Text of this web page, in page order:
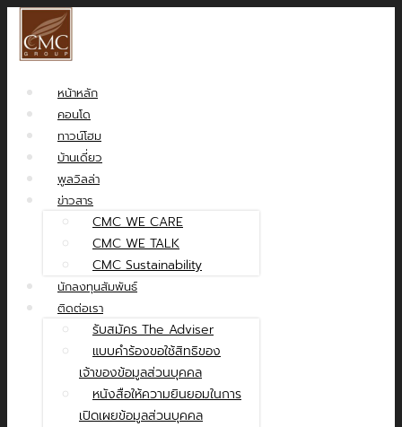
หน้าหลัก
คอนโด
ทาวน์โฮม
บ้านเดี่ยว
พูลวิลล่า
ข่าวสาร
CMC WE CARE
CMC WE TALK
CMC Sustainability
นักลงทุนสัมพันธ์
ติดต่อเรา
รับสมัคร The Adviser
แบบคำร้องขอใช้สิทธิของ
เจ้าของข้อมูลส่วนบุคคล
หนังสือให้ความยินยอมในการ
เปิดเผยข้อมูลส่วนบุคคล